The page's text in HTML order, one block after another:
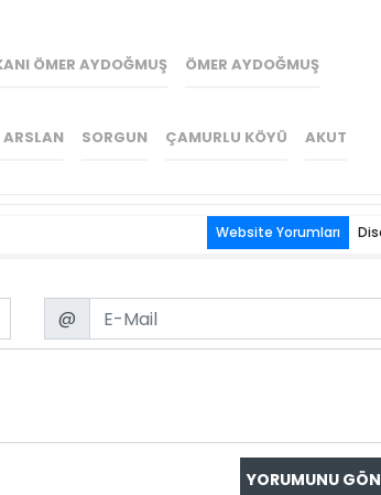
ÖMER AYDOĞMUŞ ÖMER AYDOĞMUŞ
ARSLAN SORGUN ÇAMURLU KÖYÜ AKUT
Website Yorumları
Email
@